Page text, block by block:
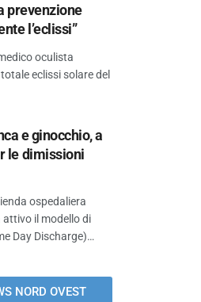
prevenzione
l’eclissi”
oculista
eclissi solare del
e ginocchio, a
le dimissioni
ospedaliera
il modello di
Day Discharge)…
NORD OVEST